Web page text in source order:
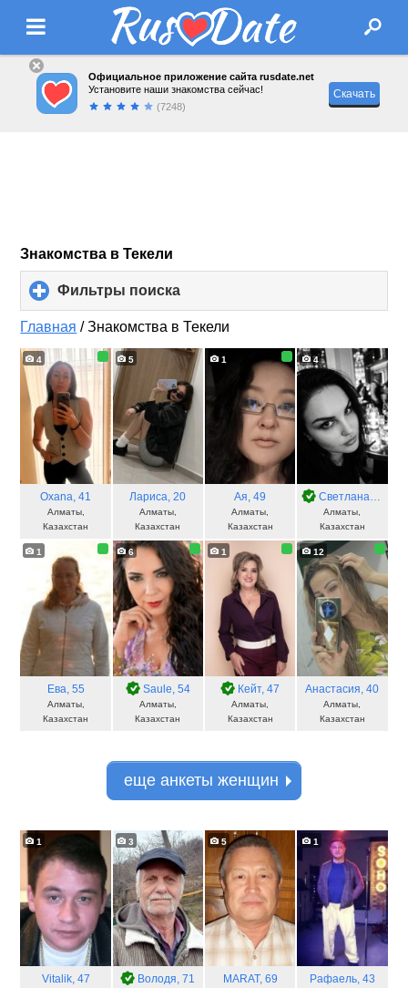
Официальное приложение сайта rusdate.net
Установите наши знакомства сейчас!
(7248)
Скачать
Знакомства в Текели
Фильтры поиска
to
expand
contents
Главная /Знакомства в Текели
4
Oxana, 41
Алматы,
Казахстан
5
Лариса, 20
Алматы,
Казахстан
1
Ая, 49
Алматы,
Казахстан
4
Светлана, 39
Алматы,
Казахстан
1
Ева, 55
Алматы,
Казахстан
6
Saule, 54
Алматы,
Казахстан
1
Кейт, 47
Алматы,
Казахстан
12
Анастасия, 40
Алматы,
Казахстан
еще анкеты женщин
1
Vitalik, 47
3
Володя, 71
5
MARAT, 69
1
Рафаель, 43